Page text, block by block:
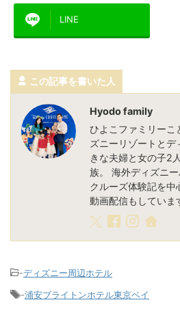
LINE
この記事を書いた人
Hyodo family
ひよこファミリーこ
ズニーリゾートと
きな夫婦と女の子2
族。 海外ディズニ
クルーズ体験記を
動画配信もしていま
-ディズニー周辺ホテル
-浦安ブライトンホテル東京ベイ